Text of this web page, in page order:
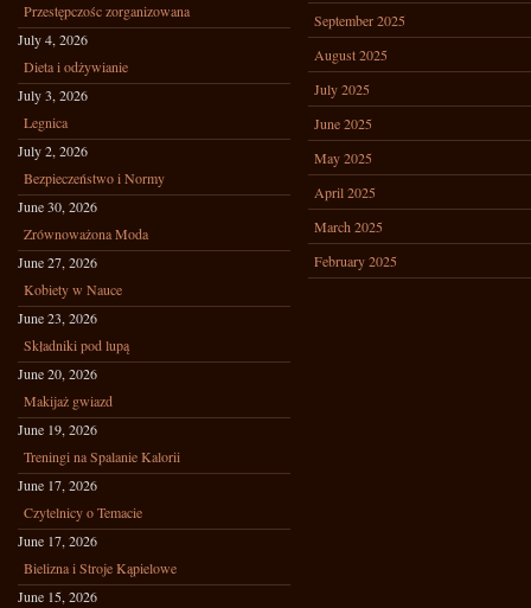
Przestępczośc zorganizowana
July 4, 2026
Dieta i odżywianie
July 3, 2026
Legnica
July 2, 2026
Bezpieczeństwo i Normy
June 30, 2026
Zrównoważona Moda
June 27, 2026
Kobiety w Nauce
June 23, 2026
Składniki pod lupą
June 20, 2026
Makijaż gwiazd
June 19, 2026
Treningi na Spalanie Kalorii
June 17, 2026
Czytelnicy o Temacie
June 17, 2026
Bielizna i Stroje Kąpielowe
June 15, 2026
September 2025
August 2025
July 2025
June 2025
May 2025
April 2025
March 2025
February 2025